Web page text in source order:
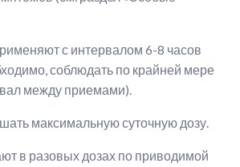
с интервалом 6-8 часов
соблюдать по крайней мере
между приемами).
максимальную суточную дозу.
в разовых дозах по приводимой